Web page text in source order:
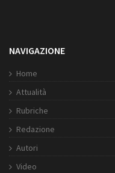
NAVIGAZIONE
Home
Attualità
Rubriche
Redazione
Autori
Video